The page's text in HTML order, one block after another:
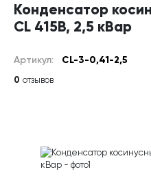
Конденсатор
CL 415В, 2,5 кВар
Артикул: CL-3-0,41-2,5